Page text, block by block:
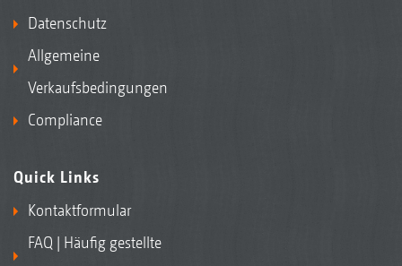
Datenschutz
Allgemeine
Verkaufsbedingungen
Compliance
Quick Links
Kontaktformular
FAQ | Häufig gestellte